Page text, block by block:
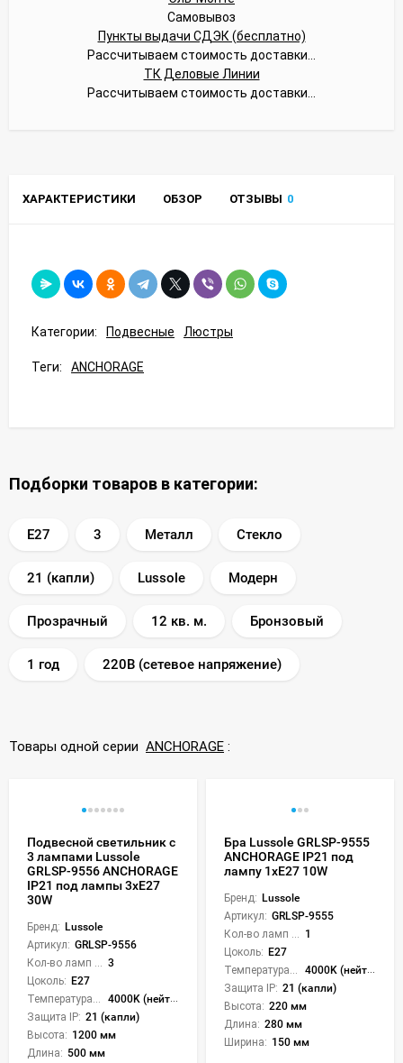
Самовывоз
Пункты выдачи СДЭК (бесплатно)
Рассчитываем стоимость доставки...
ТК Деловые Линии
Рассчитываем стоимость доставки...
ХАРАКТЕРИСТИКИ ОБЗОР ОТЗЫВЫ 0
Категории: Подвесные Люстры
Теги: ANCHORAGE
Подборки товаров в категории:
E27 3 Металл Стекло
21 (капли) Lussole Модерн
Прозрачный 12 кв. м. Бронзовый
1 год 220В (сетевое напряжение)
Товары одной серии ANCHORAGE :
Подвесной светильник с
3 лампами Lussole
GRLSP-9556 ANCHORAGE
IP21 под лампы 3xE27
30W
Бренд: Lussole
Артикул: GRLSP-9556
3
Цоколь: E27
4000K (нейтральный)
Защита IP: 21 (капли)
Высота: 1200 мм
Длина: 500 мм
Бра Lussole GRLSP-9555
ANCHORAGE IP21 под
лампу 1xE27 10W
Бренд: Lussole
Артикул: GRLSP-9555
1
Цоколь: E27
4000K (нейтральный)
Защита IP: 21 (капли)
Высота: 220 мм
Длина: 280 мм
Ширина: 150 мм